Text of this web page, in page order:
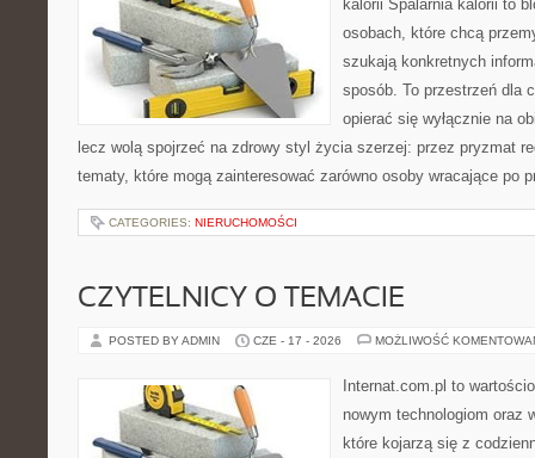
kalorii Spalarnia kalorii to
osobach, które chcą
szukają konkretnych
sposób. To przestrzeń dla
opierać się wyłącznie na
lecz wolą spojrzeć na zdrowy styl życia szerzej: przez pryzmat
tematy, które mogą zainteresować zarówno osoby wracające po
CATEGORIES: NIERUCHOMOŚCI
CZYTELNICY O TEMACIE
POSTED BY ADMIN CZE - 17 - 2026 MOŻLIWOŚĆ
Internat.com.pl to
nowym technologiom oraz
które kojarzą się z